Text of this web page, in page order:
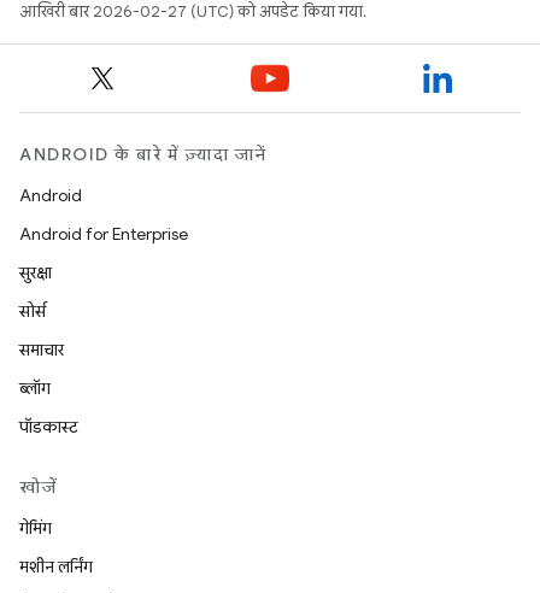
आखिरी बार 2026-02-27 (UTC) को अपडेट किया गया.
ANDROID के बारे में ज़्यादा जानें
Android
Android for Enterprise
सुरक्षा
सोर्स
समाचार
ब्लॉग
पॉडकास्ट
खोजें
गेमिंग
मशीन लर्निंग